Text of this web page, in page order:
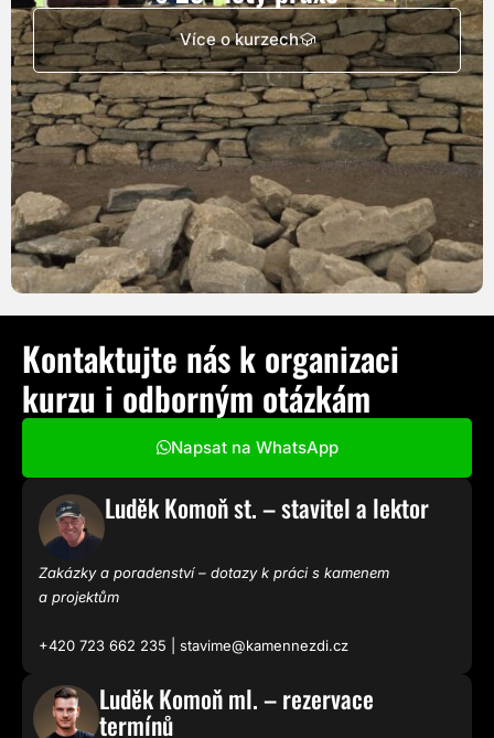
Více o kurzech
Kontaktujte nás k organizaci
kurzu i odborným otázkám
Napsat na WhatsApp
Luděk Komoň st. – stavitel a lektor
Zakázky a poradenství – dotazy k práci s kamenem
a projektům
+420 723 662 235 | stavime@kamennezdi.cz
Luděk Komoň ml. – rezervace
termínů